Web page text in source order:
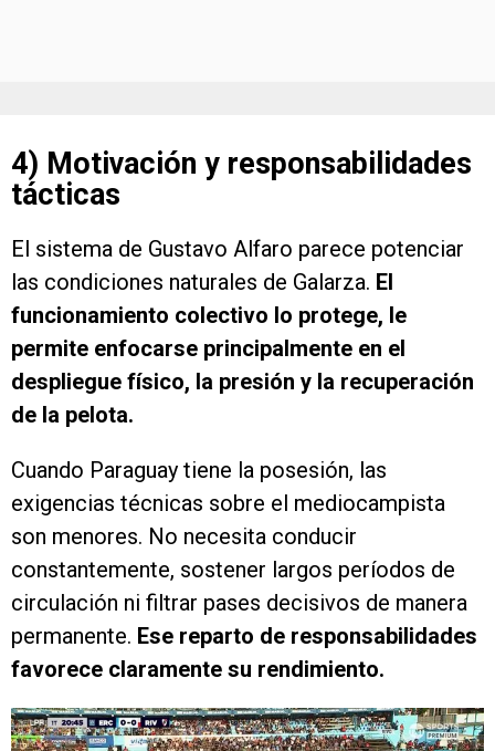
4) Motivación y responsabilidades
tácticas
El sistema de Gustavo Alfaro parece potenciar
las condiciones naturales de Galarza. El
funcionamiento colectivo lo protege, le
permite enfocarse principalmente en el
despliegue físico, la presión y la recuperación
de la pelota.
Cuando Paraguay tiene la posesión, las
exigencias técnicas sobre el mediocampista
son menores. No necesita conducir
constantemente, sostener largos períodos de
circulación ni filtrar pases decisivos de manera
permanente. Ese reparto de responsabilidades
favorece claramente su rendimiento.